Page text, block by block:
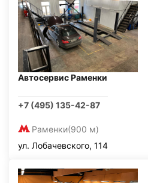
Автосервис Раменки
+7 (495) 135-42-87
Раменки(900 м)
ул. Лобачевского, 114